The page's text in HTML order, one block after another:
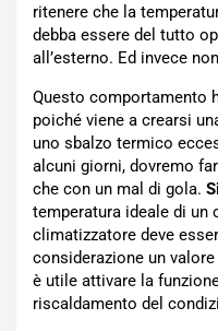
ritenere che la
debba essere del tutto
all’esterno. Ed invece
Questo comportamento
poiché viene a crearsi
uno sbalzo termico
alcuni giorni, dovremo
che con un mal di gola.
temperatura ideale di un
climatizzatore deve
considerazione un
è utile attivare la
riscaldamento del